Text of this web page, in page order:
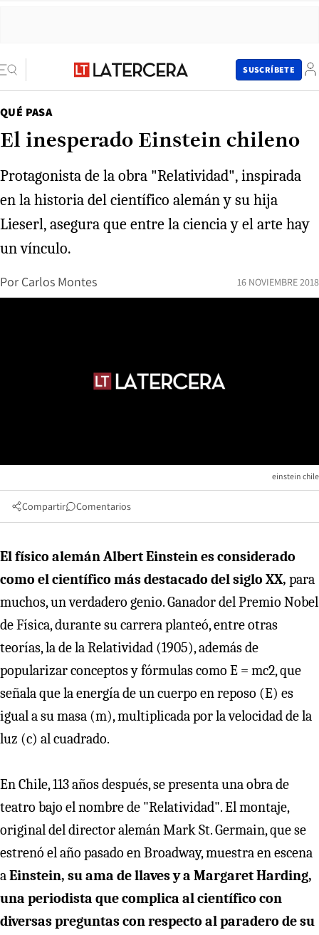
SUSCRÍBETE
QUÉ PASA
El inesperado Einstein chileno
Protagonista de la obra "Relatividad", inspirada
en la historia del científico alemán y su hija
Lieserl, asegura que entre la ciencia y el arte hay
un vínculo.
Por Carlos Montes 16 NOVIEMBRE 2018
einstein chile
Compartir Comentarios
El físico alemán Albert Einstein es considerado
como el científico más destacado del siglo XX, para
muchos, un verdadero genio. Ganador del Premio Nobel
de Física, durante su carrera planteó, entre otras
teorías, la de la Relatividad (1905), además de
popularizar conceptos y fórmulas como E = mc2, que
señala que la energía de un cuerpo en reposo (E) es
igual a su masa (m), multiplicada por la velocidad de la
luz (c) al cuadrado.
En Chile, 113 años después, se presenta una obra de
teatro bajo el nombre de "Relatividad". El montaje,
original del director alemán Mark St. Germain, que se
estrenó el año pasado en Broadway, muestra en escena
aEinstein, su ama de llaves y a Margaret Harding,
una periodista que complica al científico con
diversas preguntas con respecto al paradero de su